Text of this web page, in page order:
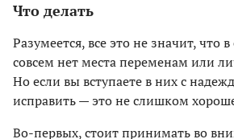
Что делать
Разумеется, все это не значит, что
совсем нет места переменам или
Но если вы вступаете в них с
исправить — это не слишком
Во-первых, стоит принимать во